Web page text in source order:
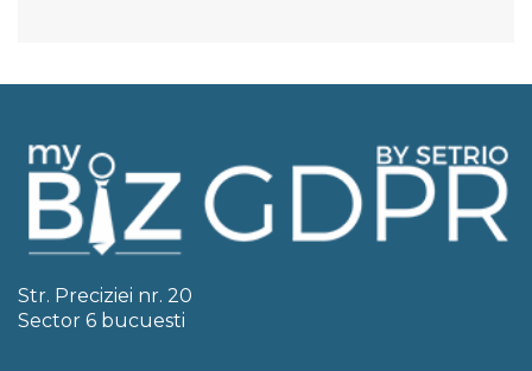
Str. Preciziei nr. 20
Sector 6 bucuesti